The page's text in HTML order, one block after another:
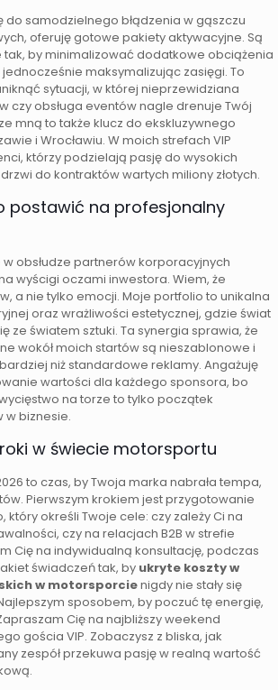
do samodzielnego błądzenia w gąszczu
oferuję gotowe pakiety aktywacyjne. Są
by minimalizować dodatkowe obciążenia
maksymalizując zasięgi. To
sytuacji, w której nieprzewidziana
czy obsługa eventów nagle drenuje Twój
mną to także klucz do ekskluzywnego
i Wrocławiu. W moich strefach VIP
którzy podzielają pasję do wysokich
do kontraktów wartych miliony złotych.
postawić na profesjonalny
obsłudze partnerów korporacyjnych
wyścigi oczami inwestora. Wiem, że
a nie tylko emocji. Moje portfolio to unikalna
oraz wrażliwości estetycznej, gdzie świat
ze światem sztuki. Ta synergia sprawia, że
wokół moich startów są nieszablonowe i
niż standardowe reklamy. Angażuję
wartości dla każdego sponsora, bo
na torze to tylko początek
w biznesie.
w świecie motorsportu
to czas, by Twoja marka nabrała tempa,
Pierwszym krokiem jest przygotowanie
który określi Twoje cele: czy zależy Ci na
czy na relacjach B2B w strefie
Cię na indywidualną konsultację, podczas
świadczeń tak, by ukryte koszty w
w motorsporcienigdy nie stały się
sposobem, by poczuć tę energię,
Cię na najbliższy weekend
gościa VIP. Zobaczysz z bliska, jak
zespół przekuwa pasję w realną wartość